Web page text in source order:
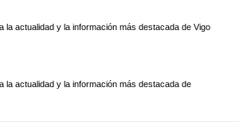
la actualidad y la información más destacada de Vigo
la actualidad y la información más destacada de